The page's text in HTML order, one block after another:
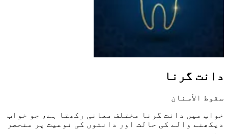
دانت گرنا
سقوط الأسنان
خواب میں دانت گرنا مختلف معانی رکھتا ہے، جو خواب
دیکھنے والے کی حالت اور دانتوں کی نوعیت پر منحصر